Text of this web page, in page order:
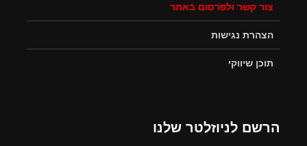
צור קשר ולפרסום באתר
הצהרת נגישות
תוכן שיווקי
הרשם לניוזלטר שלנו